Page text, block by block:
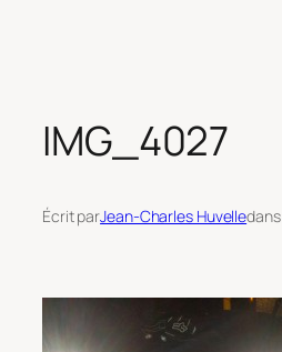
IMG_4027
Écrit parJean-Charles Huvelledans